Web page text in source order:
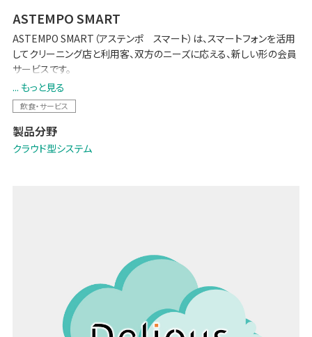
ASTEMPO SMART
ASTEMPO SMART（アステンポ スマート）は、スマートフォンを活用
してクリーニング店と利用客、双方のニーズに応える、新しい形の会員
サービスです。
集客力が落ちているのは現状の会員サービスが原因ではないだろう
か、競合が近くに出店する度に会員が浮気するし...。そんな状況にお悩
みのクリーニング店の皆様、来店客へサービスの魅力をアピールし、
集客力アップと囲い込みに繫がる斬新なサービスの登場です。
... もっと見る
飲食・サービス
製品分野
クラウド型システム